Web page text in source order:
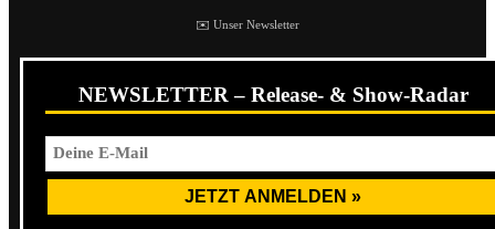
✉️ Unser Newsletter
NEWSLETTER – Release- & Show-Radar